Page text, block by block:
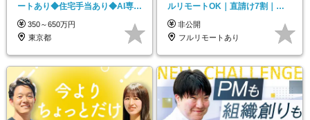
ートあり◆住宅手当あり◆AI専門
部署
350～650万円
東京都
ルリモートOK｜直請け7割｜年
収600万円〜
非公開
フルリモートあり